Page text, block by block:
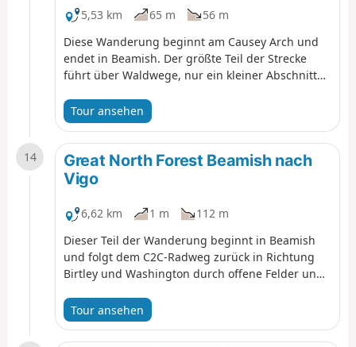
der Pontop and Jarrow Railway.
5,53 km 65 m
56 m
Diese Wanderung beginnt am Causey Arch und
endet in Beamish. Der größte Teil der Strecke
führt über Waldwege, nur ein kleiner Abschnitt
historisch wichtige Orte. Besuchen Sie unbedingt
den Causey Arch und die Tanfield Railway, bevor
Sie die Wanderung beginnen.
Tour ansehen
14
Great North Forest Beamish nach
Vigo
6,62 km 1 m
112 m
Dieser Teil der Wanderung beginnt in Beamish
und folgt dem C2C-Radweg zurück in Richtung
Birtley und Washington durch offene Felder und
größtenteils bergab auf befestigten Radwegen
und ist für die meisten Menschen gut begehbar.
Tour ansehen